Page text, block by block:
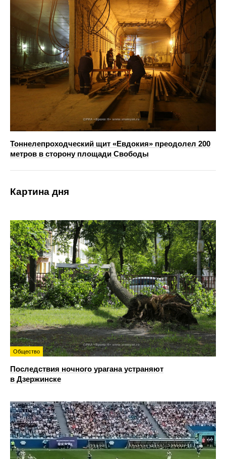
Тоннелепроходческий щит «Евдокия» преодолел 200
метров в сторону площади Свободы
Картина дня
Общество
Последствия ночного урагана устраняют
в Дзержинске